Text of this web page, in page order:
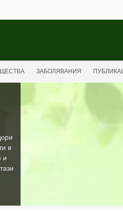
в
и
ЗАБОЛЯВАНИЯ